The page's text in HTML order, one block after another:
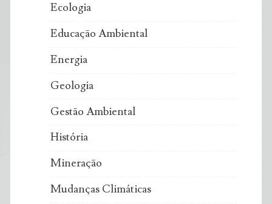
Ecologia
Educação Ambiental
Energia
Geologia
Gestão Ambiental
História
Mineração
Mudanças Climáticas